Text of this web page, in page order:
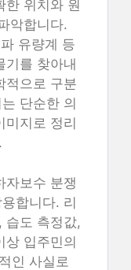
한 위치와 원
악합니다.
유량계 등
기를 찾아내
적으로 구분
단순한 의
미지로 정리
자보수 분쟁
합니다. 리
습도 측정값,
상 입주민의
인 사실로